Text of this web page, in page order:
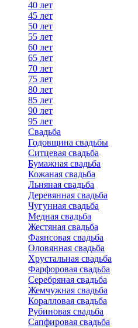
40 лет
45 лет
50 лет
55 лет
60 лет
65 лет
70 лет
75 лет
80 лет
85 лет
90 лет
95 лет
Свадьба
Годовщина свадьбы
Ситцевая свадьба
Бумажная свадьба
Кожаная свадьба
Льняная свадьба
Деревянная свадьба
Чугунная свадьба
Медная свадьба
Жестяная свадьба
Фаянсовая свадьба
Оловянная свадьба
Хрустальная свадьба
Фарфоровая свадьба
Серебряная свадьба
Жемчужная свадьба
Коралловая свадьба
Рубиновая свадьба
Сапфировая свадьба